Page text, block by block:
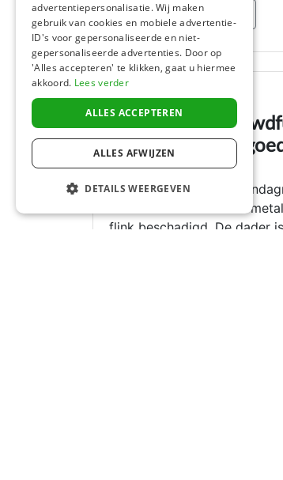
Lees het hele artikel
Nieuwsblad
Moeder start
zijn geloof in de
14 Feb 2022
TIELT/AARSELE - Op
Aarsele beschoten met
flink beschadigd. De dader
advertentiepersonalisatie. Wij maken
gebruik van cookies en mobiele advertentie-
ID's voor gepersonaliseerde en niet-
gepersonaliseerde advertenties. Door op
'Alles accepteren' te klikken, gaat u hiermee
akkoord. Lees verder
ALLES ACCEPTEREN
ALLES AFWIJZEN
DETAILS WEERGEVEN